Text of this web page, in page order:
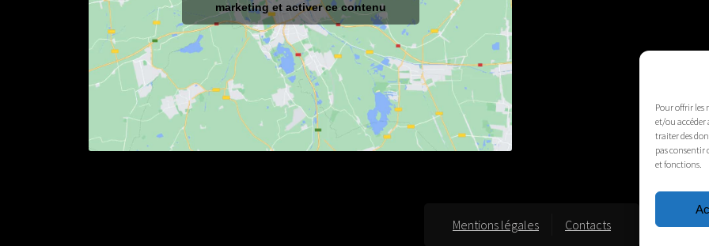
Pour offrir les
et/ou accéder
traiter des
pas consentir
et fonctions.
marketing et activer ce contenu
Mentions légales Contacts